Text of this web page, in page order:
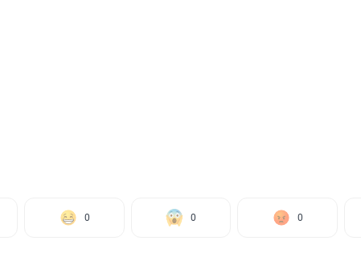
0 0 0